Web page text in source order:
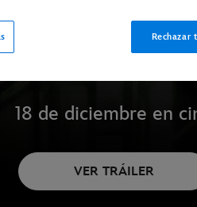
18 de diciembre en
VER TRÁILER
Rechazar